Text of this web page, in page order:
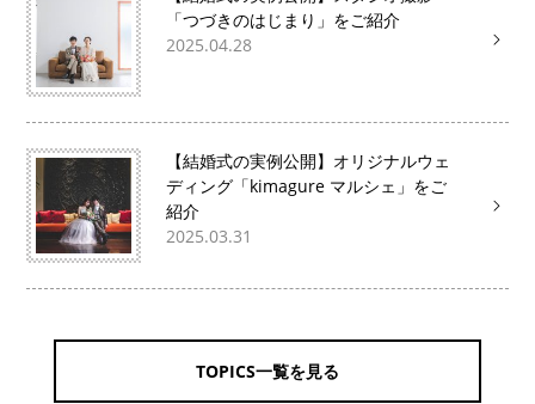
「つづきのはじまり」をご紹介
2025.04.28
【結婚式の実例公開】オリジナルウェ
ディング「kimagure マルシェ」をご
紹介
2025.03.31
TOPICS一覧を見る